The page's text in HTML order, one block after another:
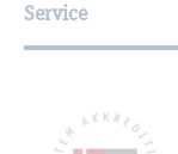
Service